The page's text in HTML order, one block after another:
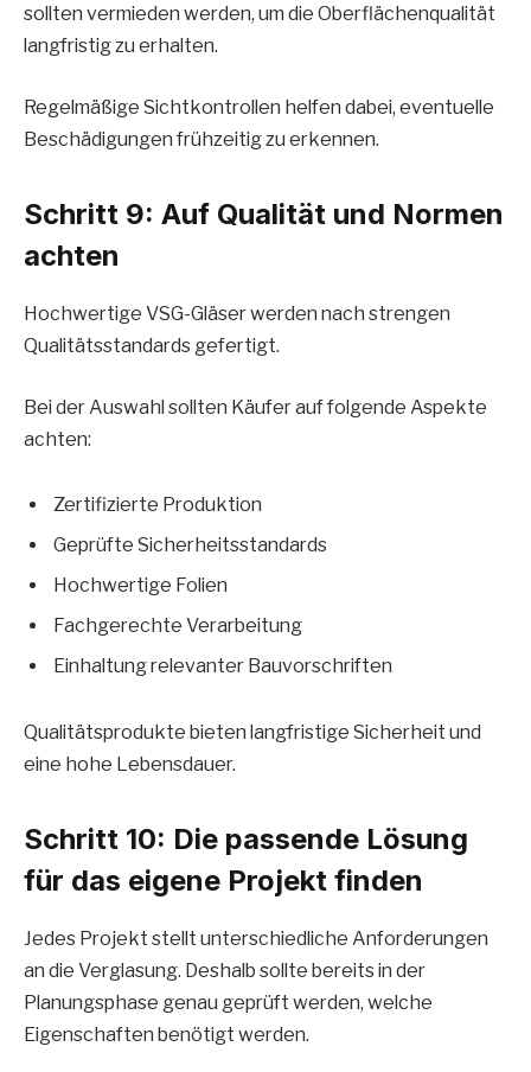
sollten vermieden werden, um die Oberflächenqualität
langfristig zu erhalten.
Regelmäßige Sichtkontrollen helfen dabei, eventuelle
Beschädigungen frühzeitig zu erkennen.
Schritt 9: Auf Qualität und Normen
achten
Hochwertige VSG-Gläser werden nach strengen
Qualitätsstandards gefertigt.
Bei der Auswahl sollten Käufer auf folgende Aspekte
achten:
Zertifizierte Produktion
Geprüfte Sicherheitsstandards
Hochwertige Folien
Fachgerechte Verarbeitung
Einhaltung relevanter Bauvorschriften
Qualitätsprodukte bieten langfristige Sicherheit und
eine hohe Lebensdauer.
Schritt 10: Die passende Lösung
für das eigene Projekt finden
Jedes Projekt stellt unterschiedliche Anforderungen
an die Verglasung. Deshalb sollte bereits in der
Planungsphase genau geprüft werden, welche
Eigenschaften benötigt werden.